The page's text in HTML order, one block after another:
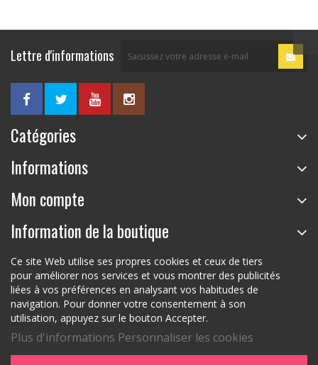
Lettre d'informations
Catégories
Informations
Mon compte
Information de la boutique
Ce site Web utilise ses propres cookies et ceux de tiers
pour améliorer nos services et vous montrer des publicités
liées à vos préférences en analysant vos habitudes de
navigation. Pour donner votre consentement à son
utilisation, appuyez sur le bouton Accepter.
Plus d'informations Personnaliser les cookies